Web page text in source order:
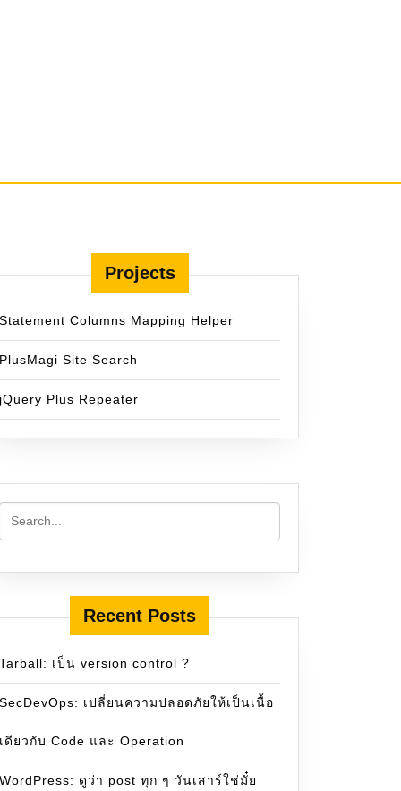
Projects
Statement Columns Mapping Helper
PlusMagi Site Search
jQuery Plus Repeater
Recent Posts
Tarball: เป็น version control ?
SecDevOps: เปลี่ยนความปลอดภัยให้เป็นเนื้อ
เดียวกับ Code และ Operation
WordPress: ดูว่า post ทุก ๆ วันเสาร์ใช่มั๋ย